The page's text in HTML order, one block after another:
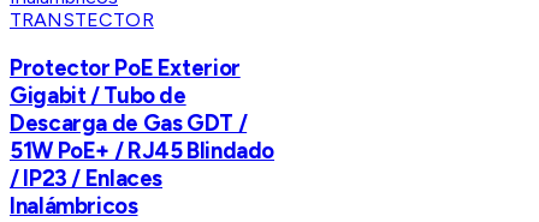
TRANSTECTOR
Protector PoE Exterior
Gigabit / Tubo de
Descarga de Gas GDT /
51W PoE+ / RJ45 Blindado
/ IP23 / Enlaces
Inalámbricos